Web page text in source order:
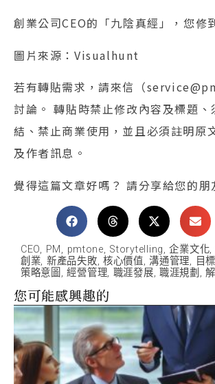
創業公司CEO的「九陰真經」，您修
圖片來源：Visualhunt
若有轉貼需求，請來信（
討論。 轉貼時禁止修改內容及標題、
結、禁止商業使用，並且必須註明原
及作者訊息。
覺得這篇文章好嗎？ 請分享給您的朋
CEO, PM, pmtone, Storytelling,企業文化,
創業, 新產品失敗, 核心價值,溝通管理, 目
策略意圖 ,經營管理, 職涯發展,職涯規劃 ,
您可能感興趣的